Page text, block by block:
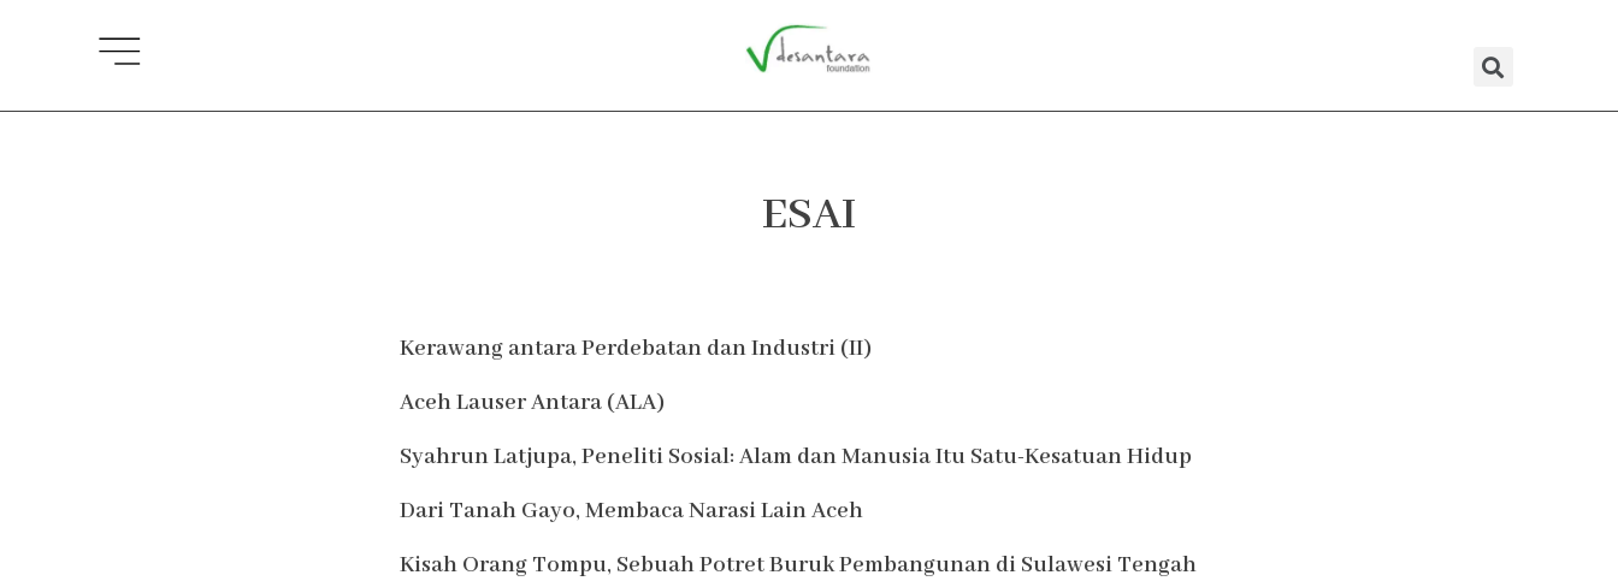
ESAI
Kerawang antara Perdebatan dan Industri (II)
Aceh Lauser Antara (ALA)
Syahrun Latjupa, Peneliti Sosial: Alam dan Manusia Itu Satu-Kesatuan Hidup
Dari Tanah Gayo, Membaca Narasi Lain Aceh
Kisah Orang Tompu, Sebuah Potret Buruk Pembangunan di Sulawesi Tengah
Page PagePagePagePagePage